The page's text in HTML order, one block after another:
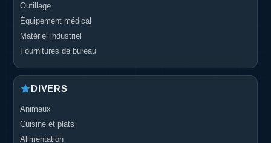
Outillage
Équipement médical
Matériel industriel
Fournitures de bureau
DIVERS
Animaux
Cuisine et plats
Alimentation